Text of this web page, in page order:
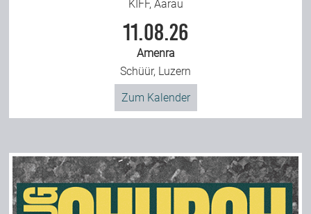
KIFF, Aarau
11.08.26
Amenra
Schüür, Luzern
Zum Kalender